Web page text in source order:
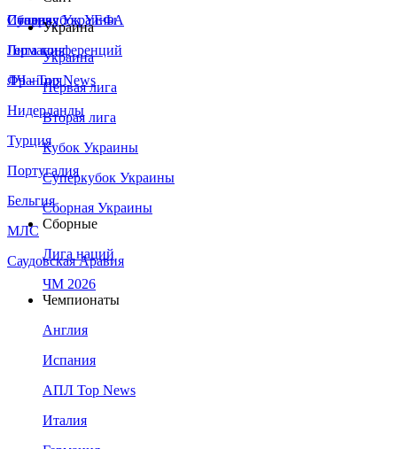
Сборная Украины
Италия
Германия
Франция
Нидерланды
Турция
Португалия
Бельгия
МЛС
Саудовская Аравия
Суперкубок УЕФА
Лига конференций
ЛЧ - Top News
Украина
Украина
Первая лига
Вторая лига
Кубок Украины
Суперкубок Украины
Сборная Украины
Сборные
Лига наций
ЧМ 2026
Чемпионаты
Англия
Испания
АПЛ Top News
Италия